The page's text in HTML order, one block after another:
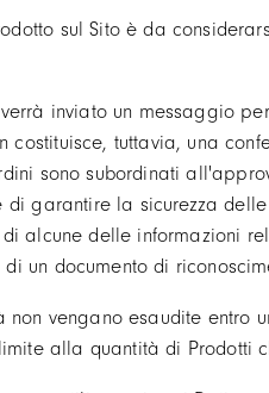
sul Sito è da
inviato un messaggio
costituisce, tuttavia, una
sono subordinati
garantire la sicurezza
alcune delle informazioni
un documento di
vengano esaudite entro
alla quantità di Prodotti